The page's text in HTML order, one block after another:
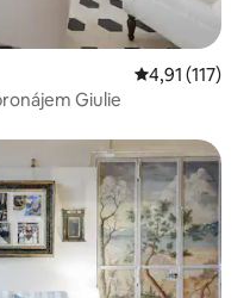
Průměrné
4,91 (117)
Giulie